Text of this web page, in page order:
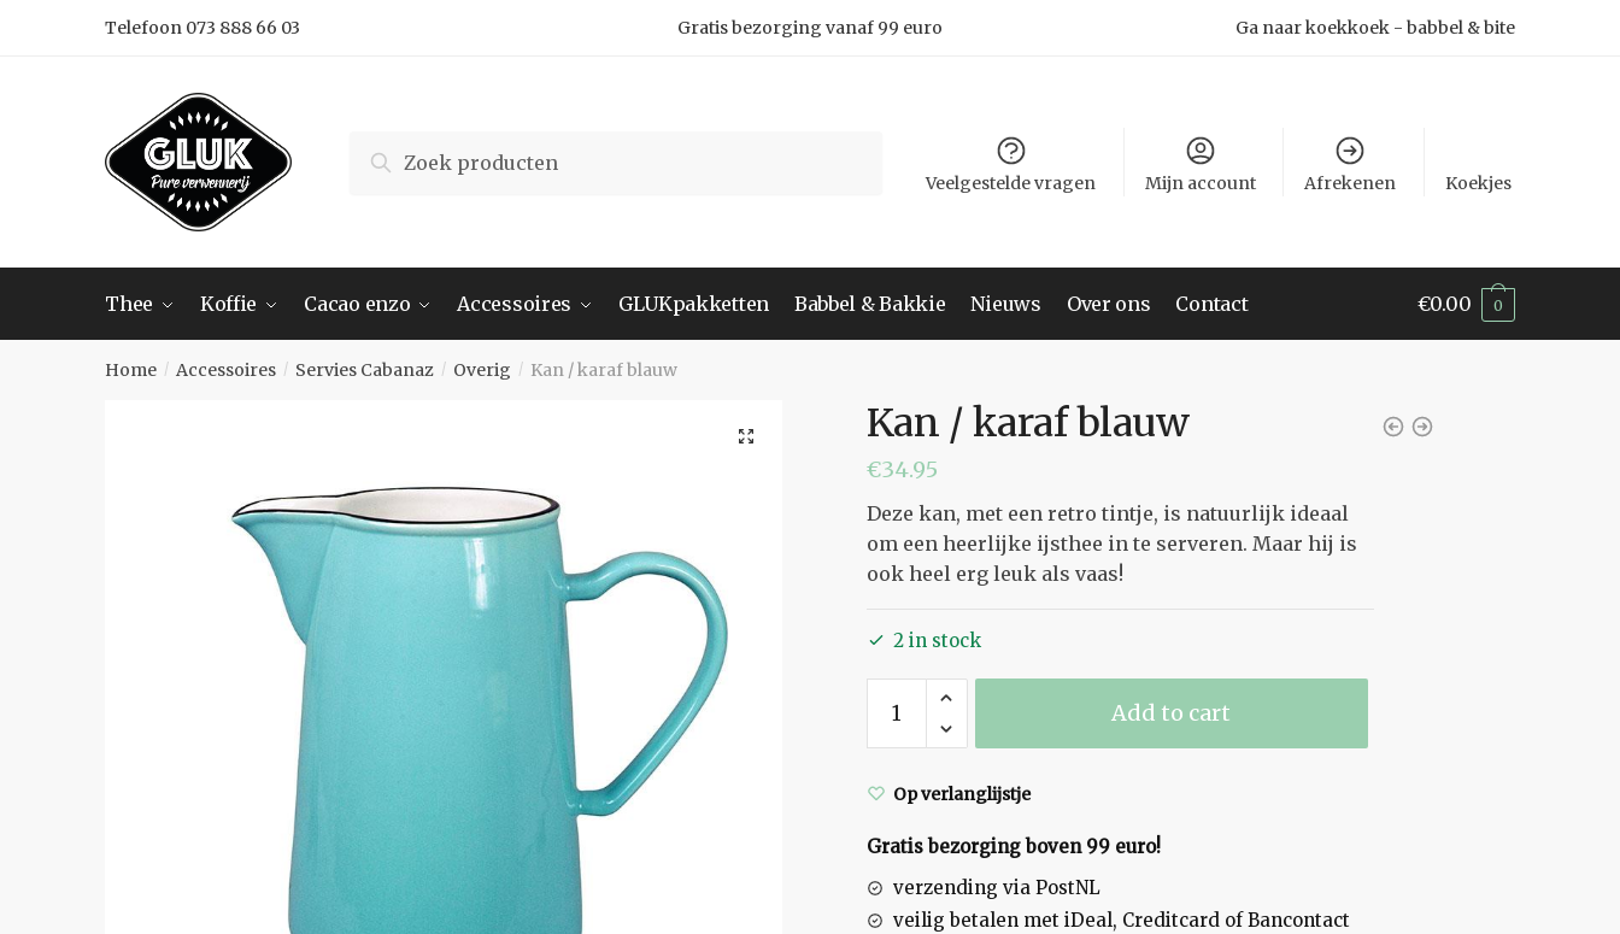
Telefoon 073 888 66 03 Gratis bezorging vanaf 99 euro Ga naar koekkoek - babbel & bite
for:
Search
Veelgestelde vragen Mijn account Afrekenen Koekjes
Thee Koffie Cacao enzo Accessoires GLUKpakketten Babbel & Bakkie Nieuws Over ons Contact €0.00 0
Home / Accessoires / Servies Cabanaz / Overig / Kan / karaf blauw
Kan / karaf blauw
€34.95
Deze kan, met een retro tintje, is natuurlijk ideaal
om een heerlijke ijsthee in te serveren. Maar hij is
ook heel erg leuk als vaas!
2 in stock
karaf
blauw
quantity
Add to cart
Op verlanglijstje
Gratis bezorging boven 99 euro!
verzending via PostNL
veilig betalen met iDeal, Creditcard of Bancontact